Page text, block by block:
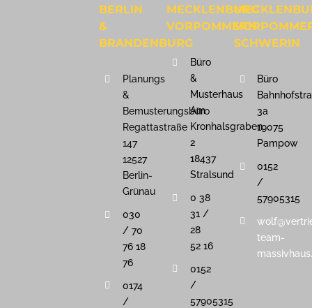
BERLIN
&
BRANDENBURG
Planungs
&
Bemusterungsbüro
Regattastraße
147
12527
Berlin-
Grünau
030
/ 70
76 18
76
0174
/
MECKLENBURG
VORPOMMERN
Büro
&
Musterhaus
Am
Kronhalsgraben
2
18437
Stralsund
0 38
31 /
28
52 16
0152
/
57905315
SCHWERIN
Büro
3a
19075
Pampow
0152
/
57905315
team-